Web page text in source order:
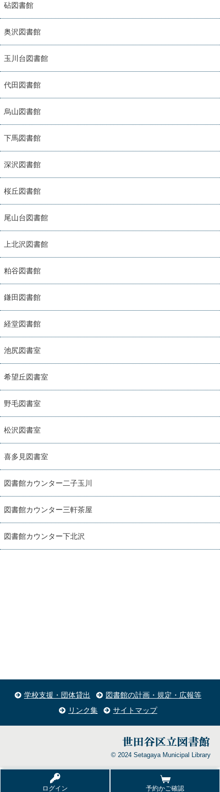
ログイン 予約かご確認
砧図書館
奥沢図書館
玉川台図書館
代田図書館
烏山図書館
下馬図書館
深沢図書館
桜丘図書館
尾山台図書館
上北沢図書館
粕谷図書館
鎌田図書館
経堂図書館
池尻図書室
希望丘図書室
野毛図書室
松沢図書室
喜多見図書室
図書館カウンター二子玉川
図書館カウンター三軒茶屋
図書館カウンター下北沢
学校支援・団体貸出
図書館の計画・規定・広報等
リンク集
サイトマップ
© 2024 Setagaya Municipal Library